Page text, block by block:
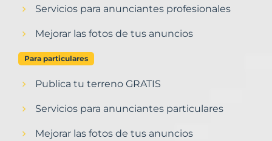
Servicios para anunciantes profesionales
Mejorar las fotos de tus anuncios
Para particulares
Publica tu terreno GRATIS
Servicios para anunciantes particulares
Mejorar las fotos de tus anuncios